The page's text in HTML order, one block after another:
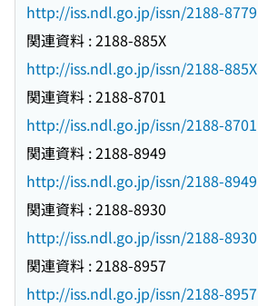
http://iss.ndl.go.jp/issn/2188-8779
関連資料 : 2188-885X
http://iss.ndl.go.jp/issn/2188-885X
関連資料 : 2188-8701
http://iss.ndl.go.jp/issn/2188-8701
関連資料 : 2188-8949
http://iss.ndl.go.jp/issn/2188-8949
関連資料 : 2188-8930
http://iss.ndl.go.jp/issn/2188-8930
関連資料 : 2188-8957
http://iss.ndl.go.jp/issn/2188-8957